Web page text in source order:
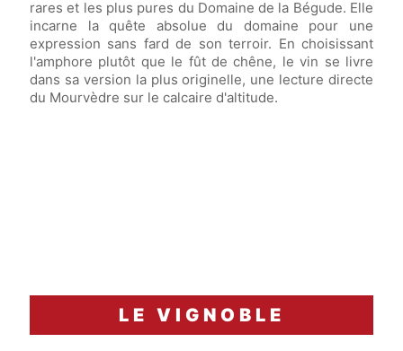
rares et les plus pures du Domaine de la Bégude. Elle
incarne la quête absolue du domaine pour une
expression sans fard de son terroir. En choisissant
l'amphore plutôt que le fût de chêne, le vin se livre
dans sa version la plus originelle, une lecture directe
du Mourvèdre sur le calcaire d'altitude.
LE VIGNOBLE